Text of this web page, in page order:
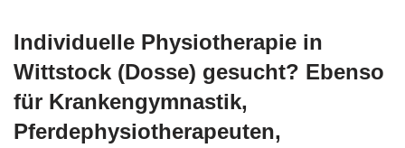
Individuelle Physiotherapie in
Wittstock (Dosse) gesucht? Ebenso
für Krankengymnastik,
Pferdephysiotherapeuten,